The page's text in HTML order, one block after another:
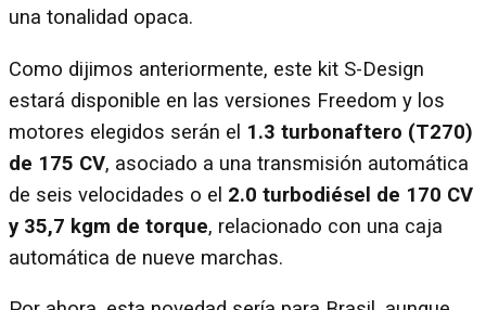
una tonalidad opaca.
Como dijimos anteriormente, este kit S-Design
estará disponible en las versiones Freedom y los
motores elegidos serán el 1.3 turbonaftero (T270)
de 175 CV, asociado a una transmisión automática
de seis velocidades o el 2.0 turbodiésel de 170 CV
y 35,7 kgm de torque, relacionado con una caja
automática de nueve marchas.